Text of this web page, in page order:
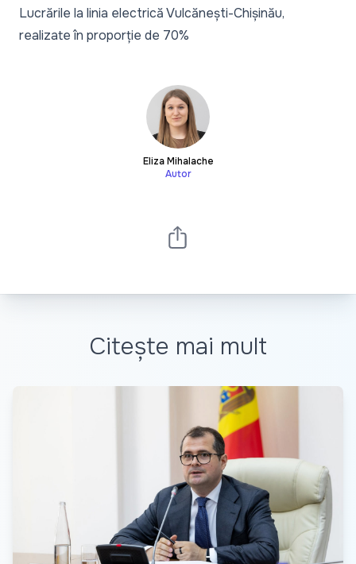
Lucrările la linia electrică Vulcănești-Chișinău,
realizate în proporție de 70%
Eliza Mihalache
Autor
Citește mai mult